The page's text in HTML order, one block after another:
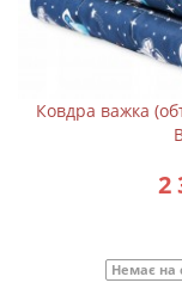
Ковдра важка
2
Немає на